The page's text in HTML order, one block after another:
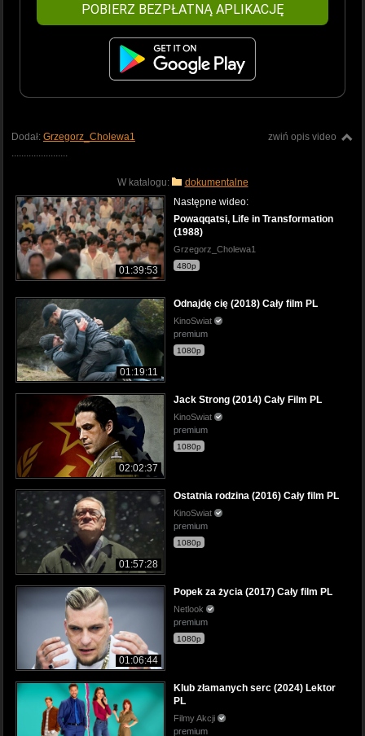
POBIERZ BEZPŁATNĄ APLIKACJĘ
zwiń opis video
Dodał: Grzegorz_Cholewa1
W katalogu: dokumentalne
01:39:53
Następne wideo:
Powaqqatsi, Life in Transformation
(1988)
Grzegorz_Cholewa1
480p
01:19:11
Odnajdę cię (2018) Cały film PL
KinoSwiat
premium
1080p
02:02:37
Jack Strong (2014) Cały Film PL
KinoSwiat
premium
1080p
01:57:28
Ostatnia rodzina (2016) Cały film PL
KinoSwiat
premium
1080p
01:06:44
Popek za życia (2017) Cały film PL
Netlook
premium
1080p
Klub złamanych serc (2024) Lektor
PL
Filmy Akcji
premium